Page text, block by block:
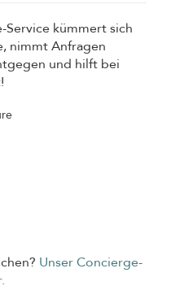
kümmert sich
nimmt Anfragen
und hilft bei
Unser Concierge-